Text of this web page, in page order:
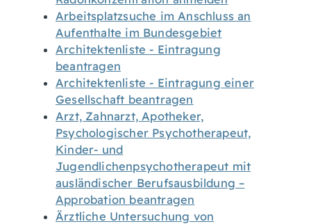
Arbeitsplatzsuche im Anschluss an
Aufenthalte im Bundesgebiet
Architektenliste - Eintragung
beantragen
Architektenliste - Eintragung einer
Gesellschaft beantragen
Arzt, Zahnarzt, Apotheker,
Psychologischer Psychotherapeut,
Kinder- und
Jugendlichenpsychotherapeut mit
ausländischer Berufsausbildung –
Approbation beantragen
Ärztliche Untersuchung von